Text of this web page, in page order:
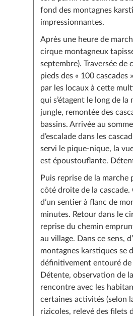
fond des montagnes
impressionnantes.
Après une heure de
cirque montagneux
septembre). Traversée de
pieds des « 100 cascades
par les locaux à cette
qui s’étagent le long de la
jungle, remontée des
bassins. Arrivée au
d’escalade dans les
servi le pique-nique, la
est époustouflante.
Puis reprise de la marche
côté droite de la cascade.
d’un sentier à flanc de
minutes. Retour dans le
reprise du chemin
au village. Dans ce sens,
montagnes karstiques se
définitivement entouré de
Détente, observation de
rencontre avec les
certaines activités (selon
rizicoles, relevé des filets